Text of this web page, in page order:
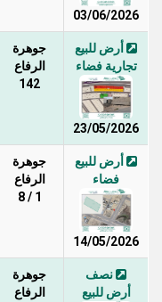
03/06/2026
أرض للبيع
تجارية فضاء
23/05/2026
جوهرة
الرفاع
142
أرض للبيع
فضاء
14/05/2026
جوهرة
الرفاع
1 / 8
نصف
أرض للبيع
جوهرة
الرفاع